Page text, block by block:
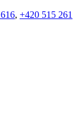
, +420 515 261